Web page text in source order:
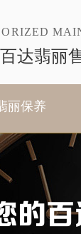
达翡丽
丽保养
的